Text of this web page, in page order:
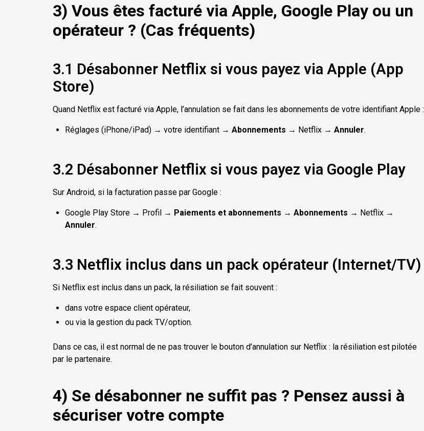
3) Vous êtes facturé via Apple, Google Play ou un
opérateur ? (Cas fréquents)
3.1 Désabonner Netflix si vous payez via Apple (App
Store)
Quand Netflix est facturé via Apple, l’annulation se fait dans les abonnements de votre identifiant Apple :
Réglages (iPhone/iPad) → votre identifiant → Abonnements → Netflix → Annuler.
3.2 Désabonner Netflix si vous payez via Google Play
Sur Android, si la facturation passe par Google :
Google Play Store → Profil → Paiements et abonnements → Abonnements → Netflix →
Annuler.
3.3 Netflix inclus dans un pack opérateur (Internet/TV)
Si Netflix est inclus dans un pack, la résiliation se fait souvent :
dans votre espace client opérateur,
ou via la gestion du pack TV/option.
Dans ce cas, il est normal de ne pas trouver le bouton d’annulation sur Netflix : la résiliation est pilotée
par le partenaire.
4) Se désabonner ne suffit pas ? Pensez aussi à
sécuriser votre compte